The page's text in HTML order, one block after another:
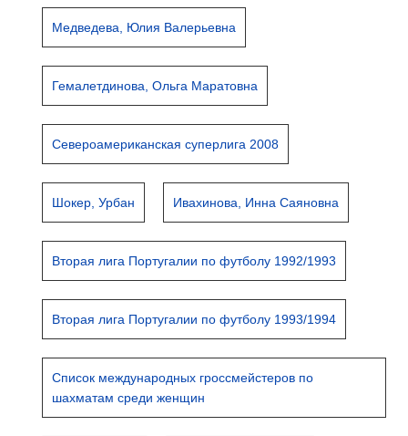
Медведева, Юлия Валерьевна
Гемалетдинова, Ольга Маратовна
Североамериканская суперлига 2008
Шокер, Урбан Ивахинова, Инна Саяновна
Вторая лига Португалии по футболу 1992/1993
Вторая лига Португалии по футболу 1993/1994
Список международных гроссмейстеров по
шахматам среди женщин